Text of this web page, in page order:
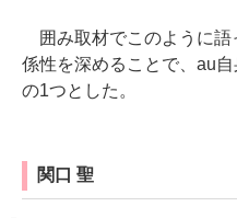
囲み取材でこのように語
係性を深めることで、au
の1つとした。
関口 聖